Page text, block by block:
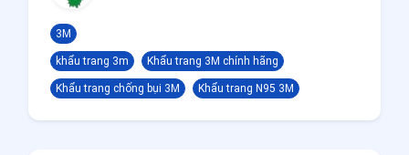
3M
khẩu trang 3m Khẩu trang 3M chính hãng
Khẩu trang chống bụi 3M Khẩu trang N95 3M